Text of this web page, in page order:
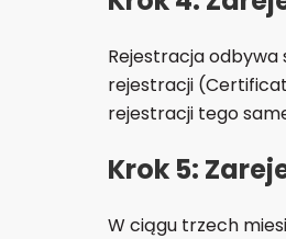
Rejestracja odbywa
rejestracji
rejestracji tego
Krok 5:
W ciągu trzech